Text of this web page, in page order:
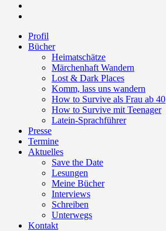
Profil
Bücher
Heimatschätze
Märchenhaft Wandern
Lost & Dark Places
Komm, lass uns wandern
How to Survive als Frau ab 40
How to Survive mit Teenager
Latein-Sprachführer
Presse
Termine
Aktuelles
Save the Date
Lesungen
Meine Bücher
Interviews
Schreiben
Unterwegs
Kontakt